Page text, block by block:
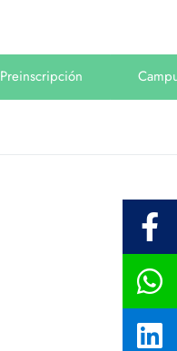
Preinscripción